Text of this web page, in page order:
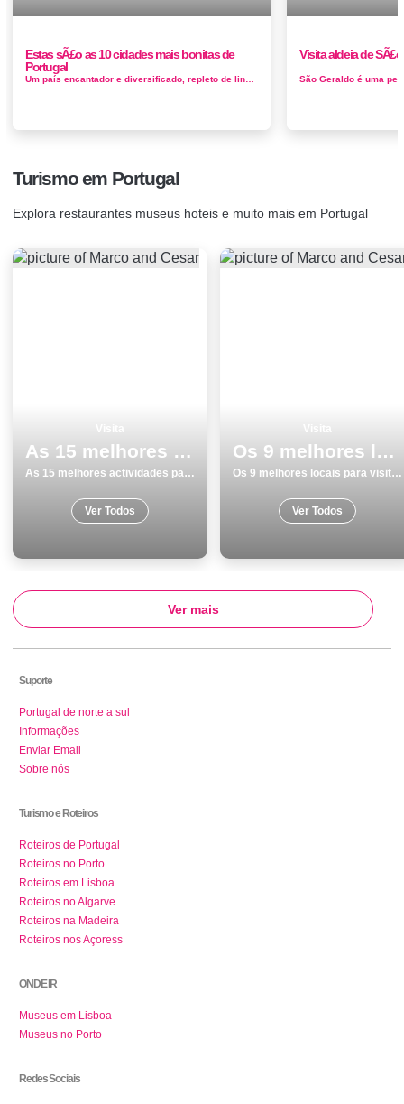
Estas sÃ£o as 10 cidades mais bonitas de
Portugal
Visita aldeia de
Turismo em Portugal
Explora restaurantes museus hoteis e muito mais em Portugal
As 15 melhores actividades para fazer e visitar em Almada
As 15 melhores actividades para fazer e visitar em Almada
Ver Todos
Os 9 melhores locais para visitar em Ãvora
Os 9 melhores locais para visitar em Ãvora
Ver Todos
Ver mais
Suporte
Portugal de norte a sul
Informações
Enviar Email
Sobre nós
Turismo e Roteiros
Roteiros de Portugal
Roteiros no Porto
Roteiros em Lisboa
Roteiros no Algarve
Roteiros na Madeira
Roteiros nos Açoress
ONDE IR
Museus em Lisboa
Museus no Porto
Redes Sociais